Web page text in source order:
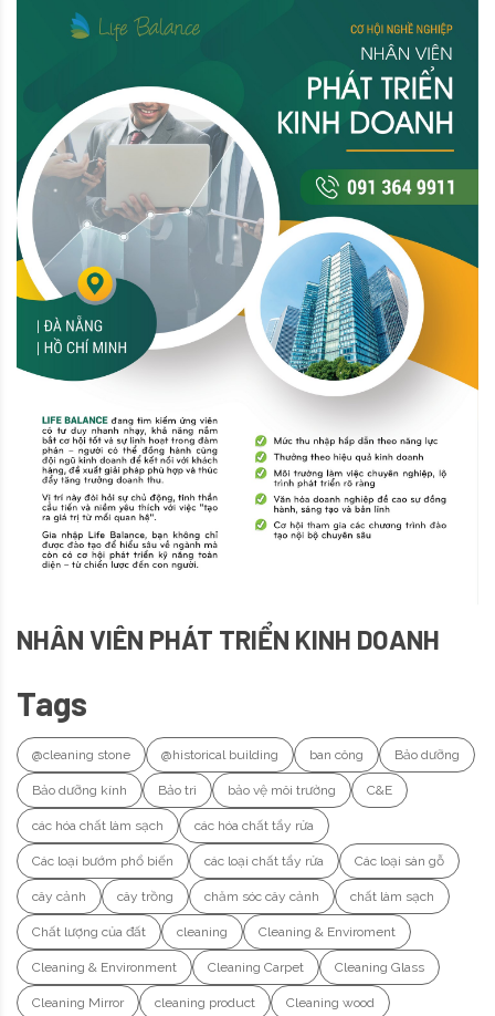
NHÂN VIÊN PHÁT TRIỂN KINH DOANH
Tags
@cleaning stone @historical building ban công Bảo dưỡng
Bảo dưỡng kính Bảo trì bảo vệ môi trường C&E
các hóa chất làm sạch các hóa chất tẩy rửa
Các loại bướm phổ biến các loại chất tẩy rửa Các loại sàn gỗ
cây cảnh cây trồng chăm sóc cây cảnh chất làm sạch
Chất lượng của đất cleaning Cleaning & Enviroment
Cleaning & Environment Cleaning Carpet Cleaning Glass
Cleaning Mirror cleaning product Cleaning wood